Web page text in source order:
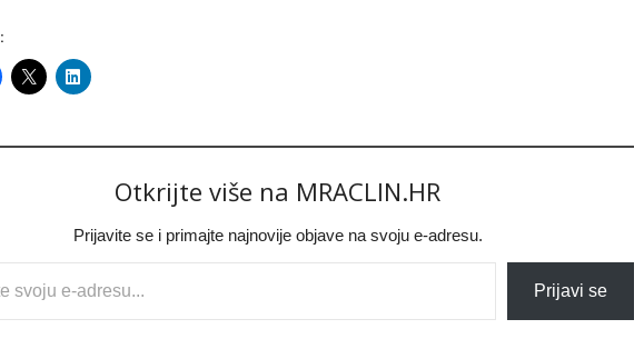
Otkrijte više na MRACLIN.HR
Prijavite se i primajte najnovije objave na svoju e-adresu.
Prijavi se